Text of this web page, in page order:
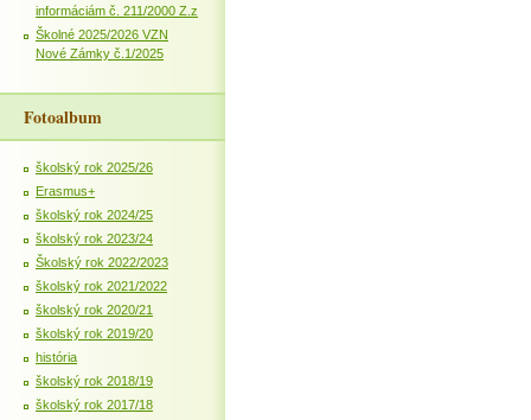
informáciám č. 211/2000 Z.z
Školné 2025/2026 VZN
Nové Zámky č.1/2025
Fotoalbum
školský rok 2025/26
Erasmus+
školský rok 2024/25
školský rok 2023/24
Školský rok 2022/2023
školský rok 2021/2022
školský rok 2020/21
školský rok 2019/20
história
školský rok 2018/19
školský rok 2017/18